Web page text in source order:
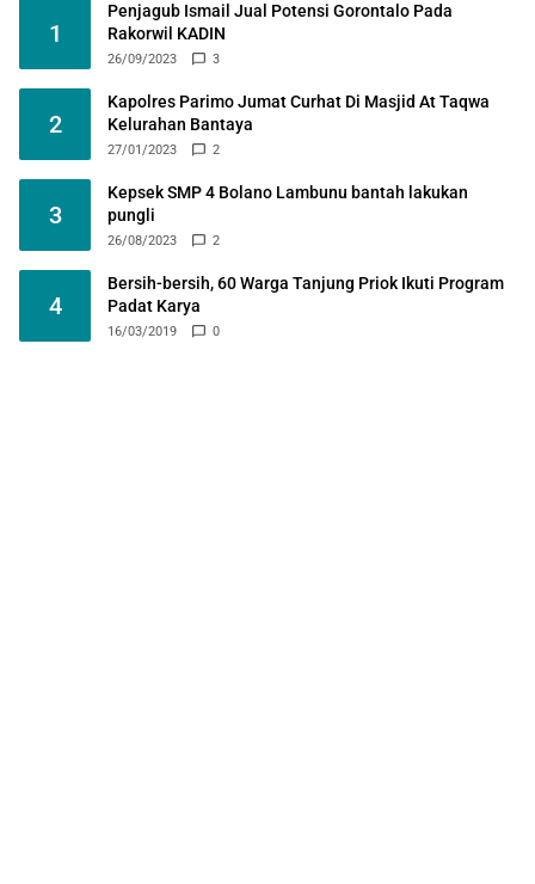
1
Penjagub Ismail Jual Potensi Gorontalo Pada
Rakorwil KADIN
26/09/2023 3
2
Kapolres Parimo Jumat Curhat Di Masjid At Taqwa
Kelurahan Bantaya
27/01/2023 2
3
Kepsek SMP 4 Bolano Lambunu bantah lakukan
pungli
26/08/2023 2
4
Bersih-bersih, 60 Warga Tanjung Priok Ikuti Program
Padat Karya
16/03/2019 0